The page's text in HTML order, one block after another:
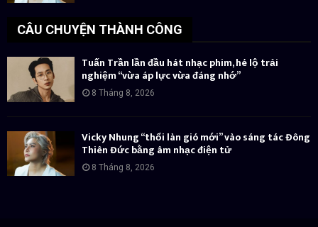
CÂU CHUYỆN THÀNH CÔNG
Tuấn Trần lần đầu hát nhạc phim, hé lộ trải
nghiệm “vừa áp lực vừa đáng nhớ”
8 Tháng 8, 2026
Vicky Nhung “thổi làn gió mới” vào sáng tác Đông
Thiên Đức bằng âm nhạc điện tử
8 Tháng 8, 2026